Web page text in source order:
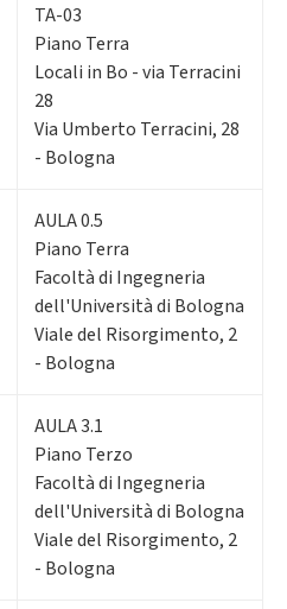
TA-03
Piano Terra
Locali in Bo - via Terracini
28
Via Umberto Terracini, 28
- Bologna
AULA 0.5
Piano Terra
Facoltà di Ingegneria
dell'Università di Bologna
Viale del Risorgimento, 2
- Bologna
AULA 3.1
Piano Terzo
Facoltà di Ingegneria
dell'Università di Bologna
Viale del Risorgimento, 2
- Bologna